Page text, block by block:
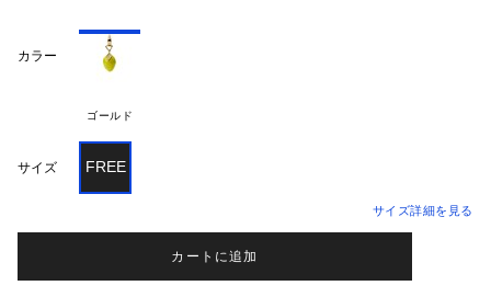
カラー
ゴールド
サイズ FREE
サイズ詳細を見る
カートに追加